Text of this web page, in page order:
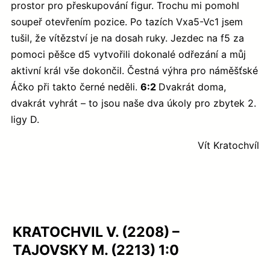
prostor pro přeskupování figur. Trochu mi pomohl
soupeř otevřením pozice. Po tazích Vxa5-Vc1 jsem
tušil, že vítězství je na dosah ruky. Jezdec na f5 za
pomoci pěšce d5 vytvořili dokonalé odřezání a můj
aktivní král vše dokončil. Čestná výhra pro náměšťské
Áčko při takto černé neděli. 6:2 Dvakrát doma,
dvakrát vyhrát – to jsou naše dva úkoly pro zbytek 2.
ligy D.
Vít Kratochvíl
KRATOCHVIL V. (2208) –
TAJOVSKY M. (2213) 1:0